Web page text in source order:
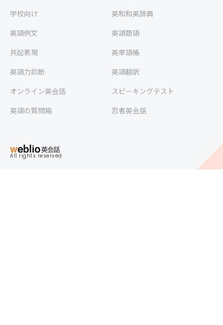
学校向け
英和和英辞典
英語例文
英語類語
共起表現
英単語帳
英語力診断
英語翻訳
オンライン英会話
スピーキングテスト
英語の質問箱
忍者英会話
All rights reserved